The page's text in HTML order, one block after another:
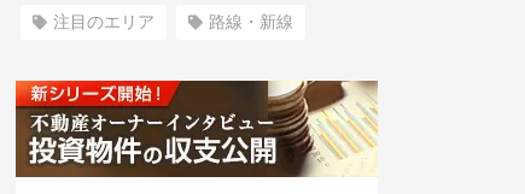
注目のエリア 路線・新線